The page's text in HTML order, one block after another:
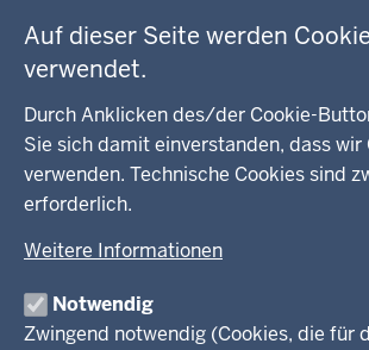
Auf dieser Seite werden
verwendet.
Durch Anklicken des/der Cookie-
Sie sich damit einverstanden, dass wir
verwenden. Technische Cookies sind
erforderlich.
Weitere Informationen
Notwendig
Zwingend notwendig (Cookies, die für
WEITERE LINKS
Kreis Lippe
Kreis Paderborn
Kreis Minden-Lübbecke